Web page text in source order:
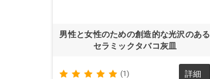
男性と女性のための創造的な光沢のある
セラミックタバコ灰皿
(1) 詳細